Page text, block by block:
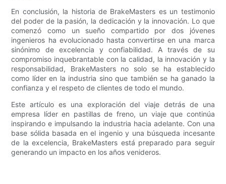
En conclusión, la historia de BrakeMasters es un testimonio
del poder de la pasión, la dedicación y la innovación. Lo que
comenzó como un sueño compartido por dos jóvenes
ingenieros ha evolucionado hasta convertirse en una marca
sinónimo de excelencia y confiabilidad. A través de su
compromiso inquebrantable con la calidad, la innovación y la
responsabilidad, BrakeMasters no solo se ha establecido
como líder en la industria sino que también se ha ganado la
confianza y el respeto de clientes de todo el mundo.
Este artículo es una exploración del viaje detrás de una
empresa líder en pastillas de freno, un viaje que continúa
inspirando e impulsando la industria hacia adelante. Con una
base sólida basada en el ingenio y una búsqueda incesante
de la excelencia, BrakeMasters está preparado para seguir
generando un impacto en los años venideros.